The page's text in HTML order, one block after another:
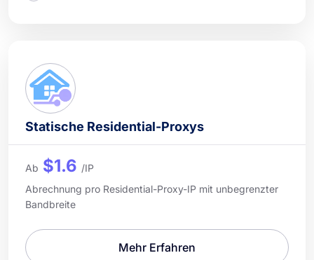
Statische Residential-Proxys
Ab $1.6 /IP
Abrechnung pro Residential-Proxy-IP mit unbegrenzter
Bandbreite
Mehr Erfahren